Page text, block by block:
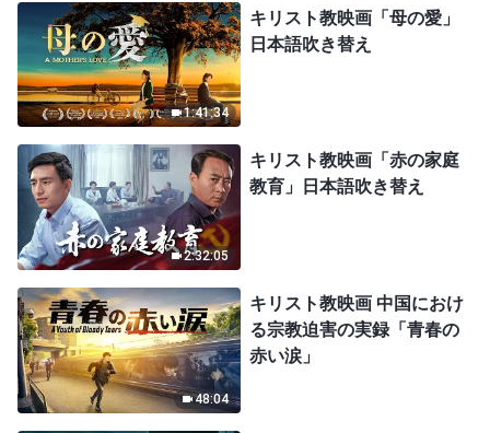
1:41:34
キリスト教映画「母の愛」
日本語吹き替え
2:32:05
キリスト教映画「赤の家庭
教育」日本語吹き替え
48:04
キリスト教映画 中国におけ
る宗教迫害の実録「青春の
赤い涙」